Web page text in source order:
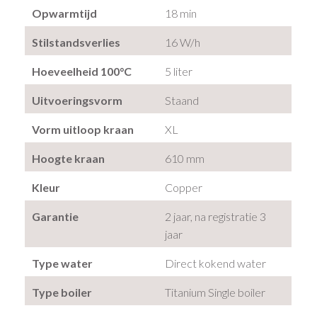
Opwarmtijd 18 min
Stilstandsverlies 16 W/h
Hoeveelheid 100°C 5 liter
Uitvoeringsvorm Staand
Vorm uitloop kraan XL
Hoogte kraan 610 mm
Kleur Copper
Garantie
2 jaar, na registratie 3
jaar
Type water Direct kokend water
Type boiler Titanium Single boiler